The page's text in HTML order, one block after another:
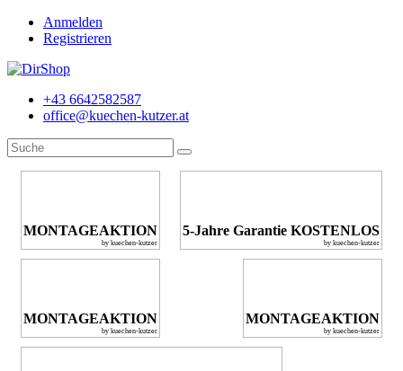
Anmelden
Registrieren
+43 6642582587
office@kuechen-kutzer.at
MONTAGEAKTION
by kuechen-kutzer
5-Jahre Garantie KOSTENLOS
by kuechen-kutzer
MONTAGEAKTION
by kuechen-kutzer
MONTAGEAKTION
by kuechen-kutzer